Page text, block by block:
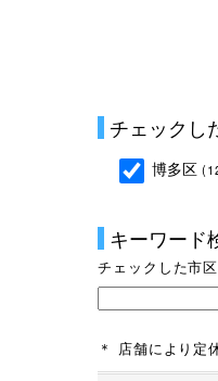
チェックし
博多区
キーワード
チェックした市
＊ 店舗により定